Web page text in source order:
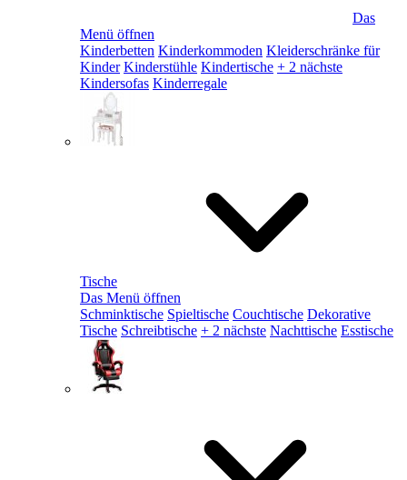
Das
Menü öffnen
Kinderbetten Kinderkommoden Kleiderschränke für
Kinder Kinderstühle Kindertische + 2 nächste
Kindersofas Kinderregale
Tische
Das Menü öffnen
Schminktische Spieltische Couchtische Dekorative
Tische Schreibtische + 2 nächste Nachttische Esstische